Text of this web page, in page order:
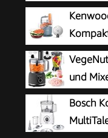
Mixer,
800 Watt,
hoch,
und Teig Kneten,
Arbeitsbehälter,
und
Teig, 2L
Bosch